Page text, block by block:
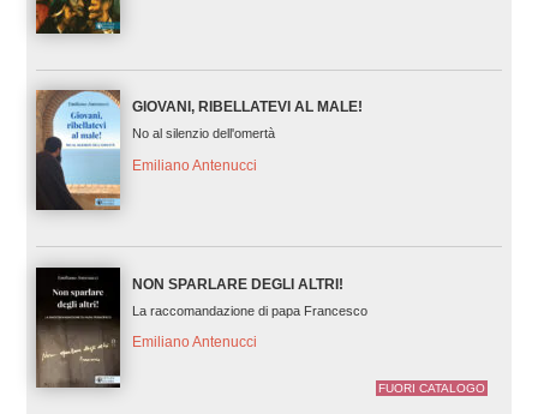
GIOVANI, RIBELLATEVI AL MALE!
No al silenzio dell'omertà
Emiliano Antenucci
NON SPARLARE DEGLI ALTRI!
La raccomandazione di papa Francesco
Emiliano Antenucci
FUORI CATALOGO